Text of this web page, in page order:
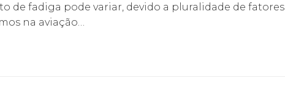
de fadiga pode variar, devido a pluralidade de fatores
na aviação…